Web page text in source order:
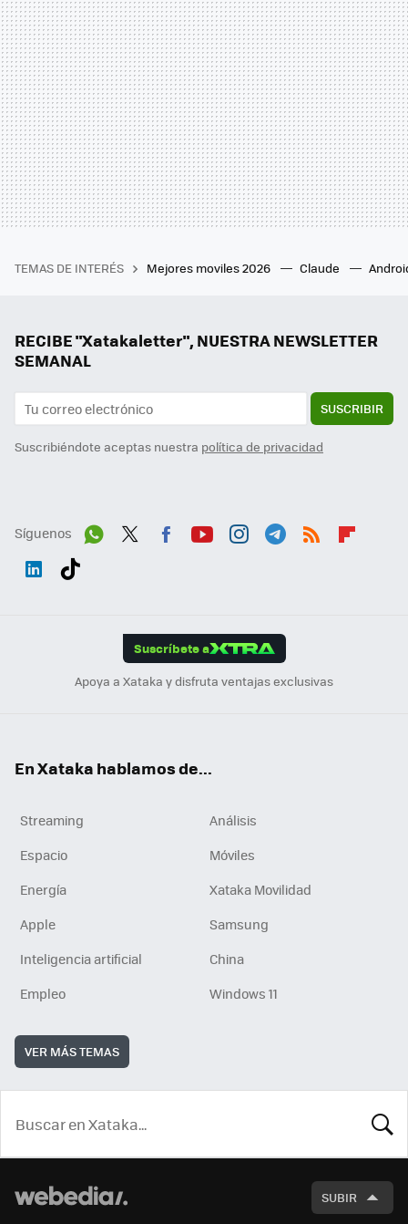
TEMAS DE INTERÉS Mejores moviles 2026 Claude
RECIBE "Xatakaletter", NUESTRA NEWSLETTER
SEMANAL
SUSCRIBIR
Suscribiéndote aceptas nuestra política de privacidad
Síguenos
Suscríbete a
Apoya a Xataka y disfruta ventajas exclusivas
En Xataka hablamos de...
Streaming
Análisis
Espacio
Móviles
Energía
Xataka Movilidad
Apple
Samsung
Inteligencia artificial
China
Empleo
Windows 11
VER MÁS TEMAS
SUBIR